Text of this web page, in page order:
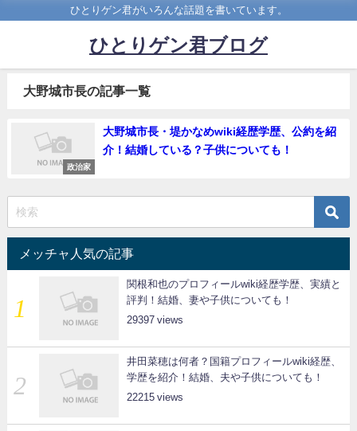
ひとりゲン君がいろんな話題を書いています。
ひとりゲン君ブログ
大野城市長の記事一覧
政治家
大野城市長・堤かなめwiki経歴学歴、公約を紹
介！結婚している？子供についても！
メッチャ人気の記事
関根和也のプロフィールwiki経歴学歴、実績と
評判！結婚、妻や子供についても！
29397
井田菜穂は何者？国籍プロフィールwiki経歴、
学歴を紹介！結婚、夫や子供についても！
22215